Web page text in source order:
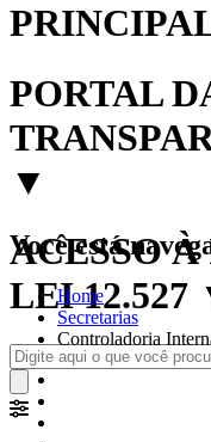
PORTAL
▼
ACESSO
LEI 12.527
Você está
Home
Secretarias
Controladoria